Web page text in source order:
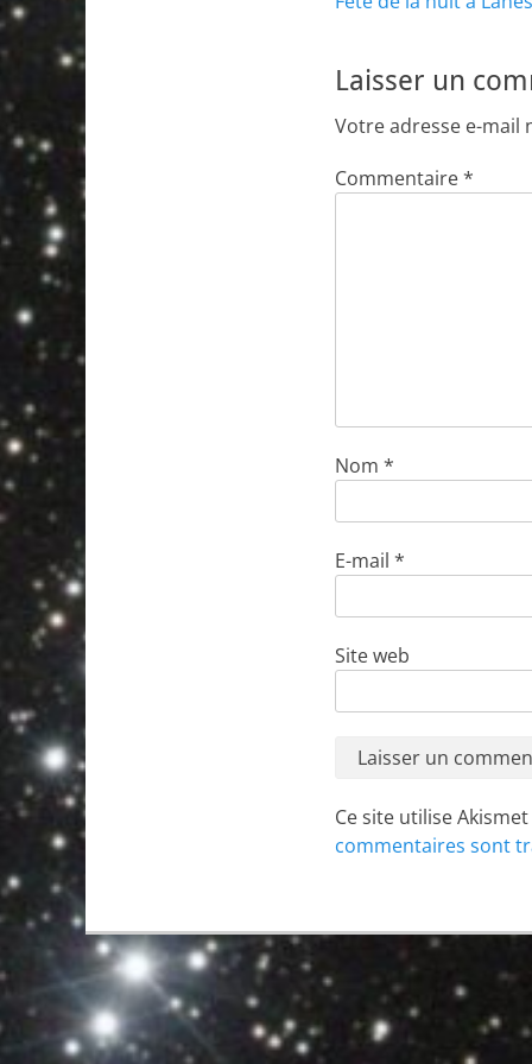
de
l’article
Laisser un
Votre adresse e-mail
Commentaire*
Nom *
E-mail *
Site web
Ce site utilise
commentaires sont